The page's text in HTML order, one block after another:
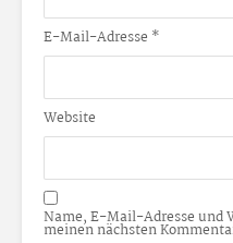
E-Mail-Adresse *
Website
Name, E-Mail-Adresse und
meinen nächsten